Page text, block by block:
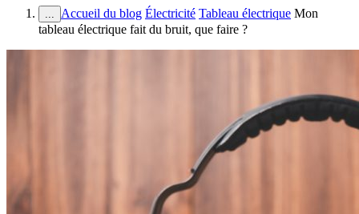
... Accueil du blog Électricité Tableau électrique Mon
tableau électrique fait du bruit, que faire ?